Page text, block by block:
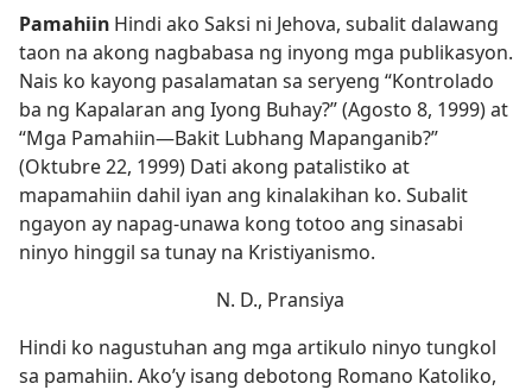
Pamahiin
taon na akong nagbabasa ng inyong mga publikasyon.
Nais ko kayong pasalamatan sa seryeng “Kontrolado
ba ng Kapalaran ang Iyong Buhay?” (Agosto 8, 1999) at
“Mga Pamahiin​—Bakit Lubhang Mapanganib?”
(Oktubre 22, 1999) Dati akong patalistiko at
mapamahiin dahil iyan ang kinalakihan ko. Subalit
ngayon ay napag-unawa kong totoo ang sinasabi
ninyo hinggil sa tunay na Kristiyanismo.
N. D., Pransiya
Hindi ko nagustuhan ang mga artikulo ninyo tungkol
sa pamahiin. Ako’y isang debotong Romano Katoliko,